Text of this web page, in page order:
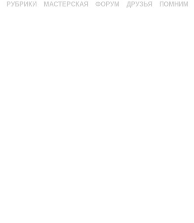
РУБРИКИ МАСТЕРСКАЯ ФОРУМ ДРУЗЬЯ ПОМНИМ